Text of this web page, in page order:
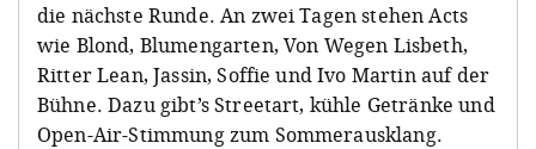
die nächste Runde. An zwei Tagen stehen Acts
wie Blond, Blumengarten, Von Wegen Lisbeth,
Ritter Lean, Jassin, Soffie und Ivo Martin auf der
Bühne. Dazu gibt’s Streetart, kühle Getränke und
Open-Air-Stimmung zum Sommerausklang.